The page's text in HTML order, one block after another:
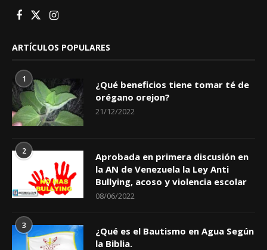
ARTÍCULOS POPULARES
1
¿Qué beneficios tiene tomar té de
orégano orejon?
21/12/2022
2
Aprobada en primera discusión en
la AN de Venezuela la Ley Anti
Bullying, acoso y violencia escolar
08/06/2022
3
¿Qué es el Bautismo en Agua Según
la Biblia.